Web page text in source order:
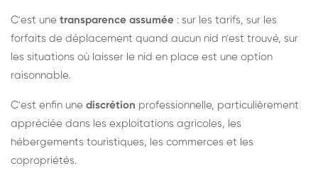
C'est une transparence assumée : sur les tarifs, sur les
forfaits de déplacement quand aucun nid n'est trouvé, sur
les situations où laisser le nid en place est une option
raisonnable.
C'est enfin une discrétion professionnelle, particulièrement
appréciée dans les exploitations agricoles, les
hébergements touristiques, les commerces et les
copropriétés.